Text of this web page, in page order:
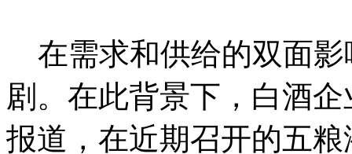
在需求和供给的双面影
剧。在此背景下，白酒
报道，在近期召开的五